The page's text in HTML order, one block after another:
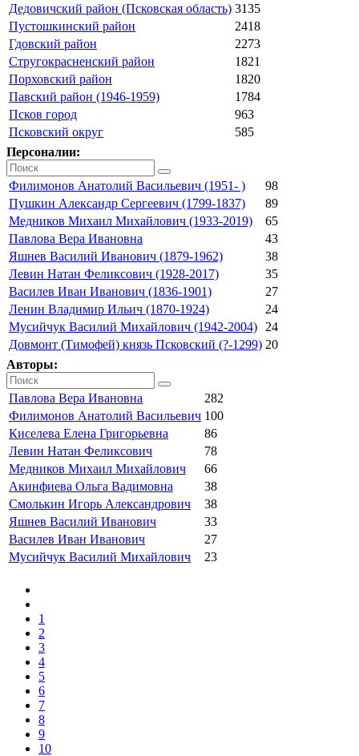
Дедовичский район (Псковская область) 3135
Пустошкинский район
2418
Гдовский район
2273
Стругокрасненский район
1821
Порховский район
1820
Павский район (1946-1959)
1784
Псков город
963
Псковский округ
585
Персоналии:
Филимонов Анатолий Васильевич (1951- )
98
Пушкин Александр Сергеевич (1799-1837)
89
Медников Михаил Михайлович (1933-2019)
65
Павлова Вера Ивановна
43
Яшнев Василий Иванович (1879-1962)
38
Левин Натан Феликсович (1928-2017)
35
Василев Иван Иванович (1836-1901)
27
Ленин Владимир Ильич (1870-1924)
24
Мусийчук Василий Михайлович (1942-2004)
24
Довмонт (Тимофей) князь Псковский (?-1299) 20
Авторы:
Павлова Вера Ивановна
282
Филимонов Анатолий Васильевич 100
Киселева Елена Григорьевна
86
Левин Натан Феликсович
78
Медников Михаил Михайлович
66
Акинфиева Ольга Вадимовна
38
Смолькин Игорь Александрович
38
Яшнев Василий Иванович
33
Василев Иван Иванович
27
Мусийчук Василий Михайлович
23
1
2
3
4
5
6
7
8
9
10